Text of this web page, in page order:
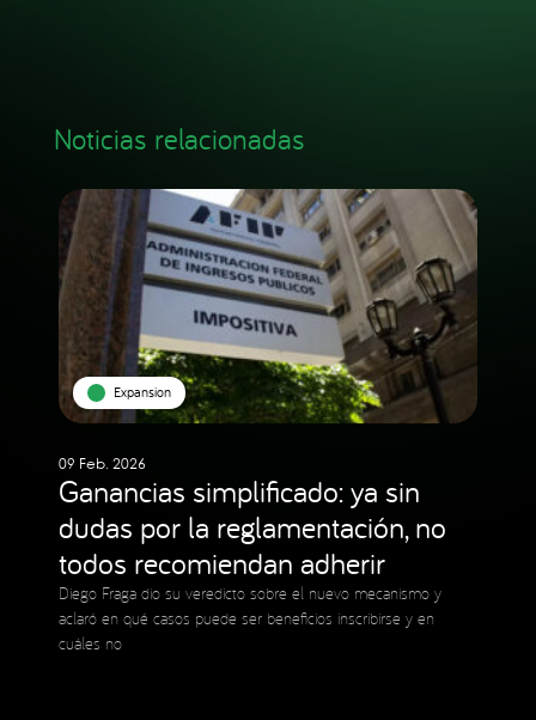
Noticias relacionadas
Expansion
09 Feb. 2026
Ganancias simplificado: ya sin
dudas por la reglamentación, no
todos recomiendan adherir
Diego Fraga dio su veredicto sobre el nuevo mecanismo y
aclaró en qué casos puede ser beneficios inscribirse y en
cuáles no